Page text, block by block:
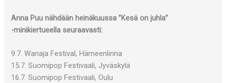
Anna Puu nähdään heinäkuussa ”Kesä on juhla”
-minikiertueella seuraavasti:
9.7. Wanaja Festival, Hämeenlinna
15.7. Suomipop Festivaali, Jyväskylä
16.7. Suomipop Festivaali, Oulu